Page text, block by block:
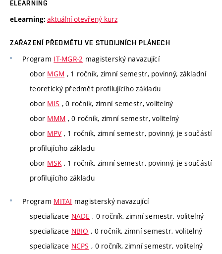
ELEARNING
eLearning: aktuální otevřený kurz
ZAŘAZENÍ PŘEDMĚTU VE STUDIJNÍCH PLÁNECH
Program IT-MGR-2 magisterský navazující
obor MGM , 1 ročník, zimní semestr, povinný, základní
teoretický předmět profilujícího základu
obor MIS , 0 ročník, zimní semestr, volitelný
obor MMM , 0 ročník, zimní semestr, volitelný
obor MPV , 1 ročník, zimní semestr, povinný, je součástí
profilujícího základu
obor MSK , 1 ročník, zimní semestr, povinný, je součástí
profilujícího základu
Program MITAI magisterský navazující
specializace NADE , 0 ročník, zimní semestr, volitelný
specializace NBIO , 0 ročník, zimní semestr, volitelný
specializace NCPS , 0 ročník, zimní semestr, volitelný